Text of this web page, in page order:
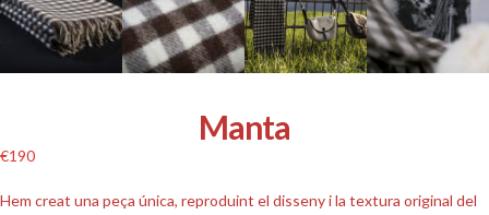
Manta
€190
Hem creat una peça única, reproduint el disseny i la textura original del